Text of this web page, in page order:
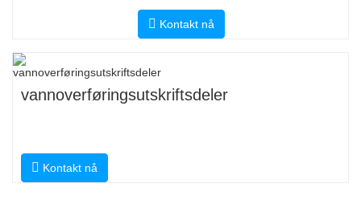
Kontakt nå
vannoverføringsutskriftsdeler
Kontakt nå